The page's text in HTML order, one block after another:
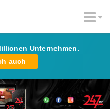
Unternehmen.
auch